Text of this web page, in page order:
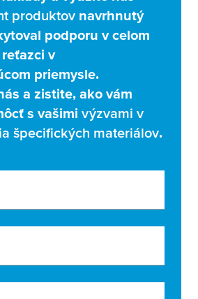
produktov navrhnutý
podporu v celom
v
priemysle.
a zistite, ako vám
s vašimi výzvami v
špecifických materiálov.